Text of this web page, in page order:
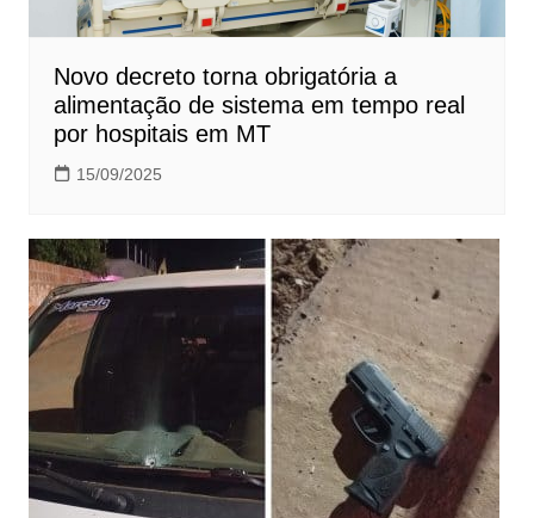
Novo decreto torna obrigatória a
alimentação de sistema em tempo real
por hospitais em MT
15/09/2025